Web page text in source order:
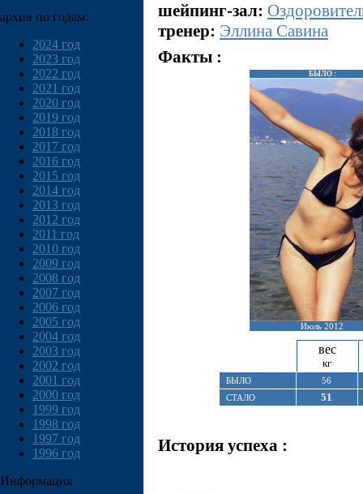
архив по годам:
2024 год
2023 год
2022 год
2021 год
2020 год
2019 год
2018 год
2017 год
2016 год
2015 год
2014 год
2013 год
2012 год
2011 год
2010 год
2009 год
2008 год
2007 год
2006 год
2005 год
2004 год
2003 год
2002 год
2001 год
2000 год
1999 год
1998 год
1997 год
1996 год
Информация
шейпинг-зал:
тренер: Эллина Савина
Факты :
БЫЛО :
Июль 2012
вес
кг
БЫЛО
56
СТАЛО
51
История успеха :